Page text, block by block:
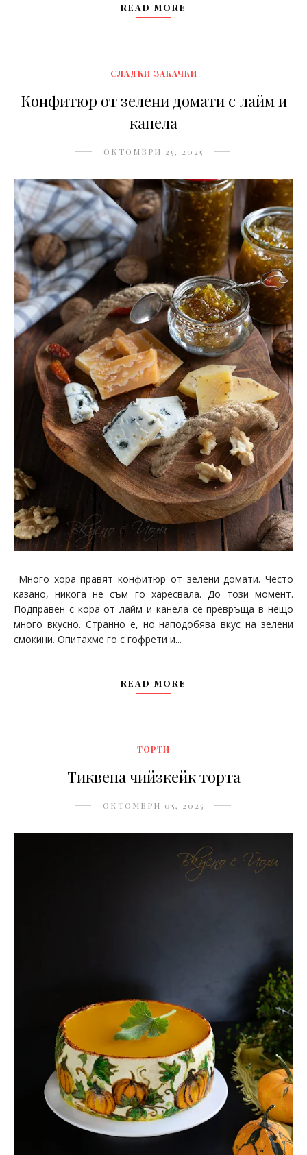
READ MORE
СЛАДКИ ЗАКАЧКИ
Конфитюр от зелени домати с лайм и
канела
ОКТОМВРИ 25, 2025
Много хора правят конфитюр от зелени домати. Често
казано, никога не съм го харесвала. До този момент.
Подправен с кора от лайм и канела се превръща в нещо
много вкусно. Странно е, но наподобява вкус на зелени
смокини. Опитахме го с гофрети и...
READ MORE
ТОРТИ
Тиквена чийзкейк торта
ОКТОМВРИ 05, 2025